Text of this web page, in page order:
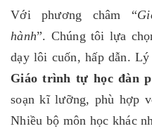
Với phương châm “
hành”. Chúng tôi lựa
dạy lôi cuốn, hấp dẫn.
Giáo trình tự học đàn
soạn kĩ lưỡng, phù hợp
Nhiều bộ môn học khác